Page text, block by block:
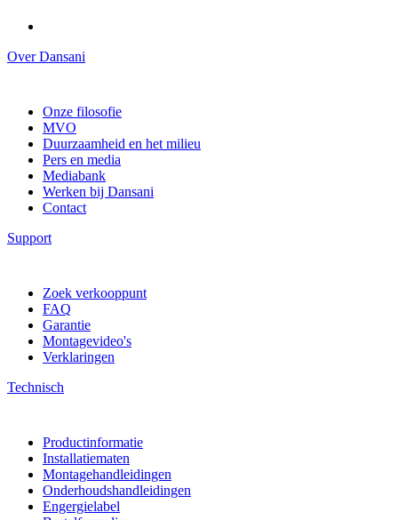
Over Dansani
Onze filosofie
MVO
Duurzaamheid en het milieu
Pers en media
Mediabank
Werken bij Dansani
Contact
Support
Zoek verkooppunt
FAQ
Garantie
Montagevideo's
Verklaringen
Technisch
Productinformatie
Installatiematen
Montagehandleidingen
Onderhoudshandleidingen
Engergielabel